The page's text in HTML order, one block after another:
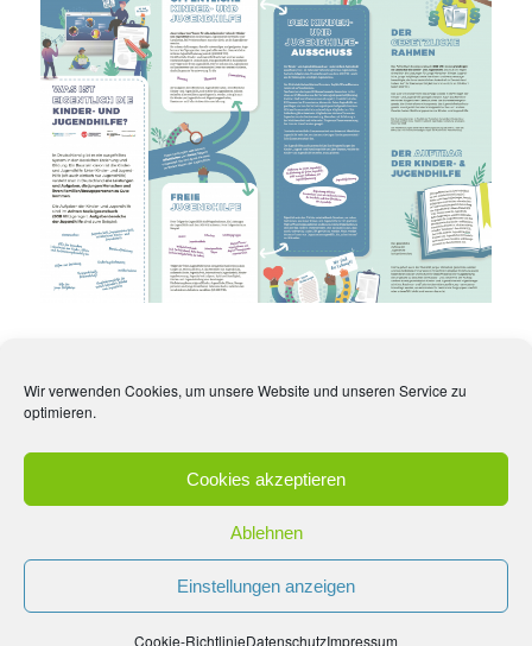
Wir verwenden Cookies, um unsere Website und unseren Service zu
optimieren.
Cookies akzeptieren
Ablehnen
Einstellungen anzeigen
Cookie-RichtlinieDatenschutzImpressum
Kontakt Datenschutz Impressum